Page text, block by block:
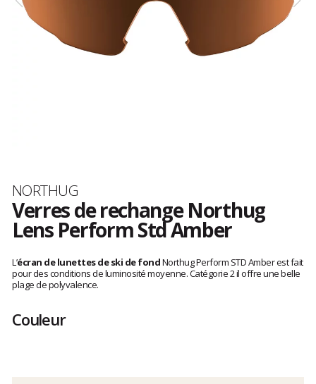
Marque
NORTHUG
Verres de rechange Northug
Lens Perform Std Amber
avis
clients
L’écran de lunettes de ski de fondNorthug Perform STD Amber est fait
pour des conditions de luminosité moyenne. Catégorie 2 il offre une belle
plage de polyvalence.
Couleur